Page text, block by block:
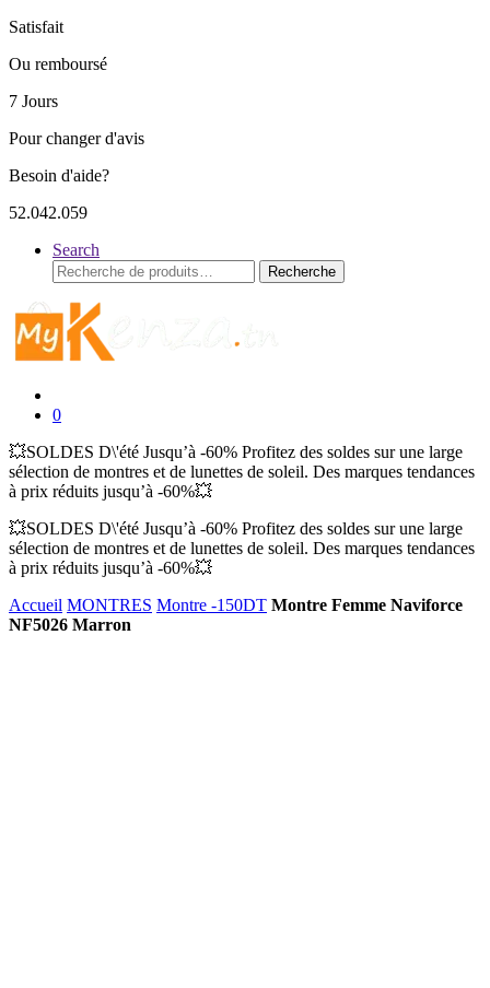
Satisfait
Ou remboursé
7 Jours
Pour changer d'avis
Besoin d'aide?
52.042.059
Search
Recherche
pour :
Recherche
0
💥SOLDES D\'été Jusqu’à -60% Profitez des soldes sur une large
sélection de montres et de lunettes de soleil. Des marques tendances
à prix réduits jusqu’à -60%💥
💥SOLDES D\'été Jusqu’à -60% Profitez des soldes sur une large
sélection de montres et de lunettes de soleil. Des marques tendances
à prix réduits jusqu’à -60%💥
Accueil MONTRES Montre -150DT Montre Femme Naviforce
NF5026 Marron